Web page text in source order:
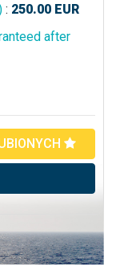
: 250.00 EUR
after